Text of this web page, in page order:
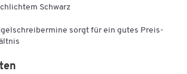
Schwarz
sorgt für ein gutes Preis-